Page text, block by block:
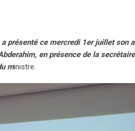
présenté ce mercredi 1er juillet son
en présence de la
ministre.